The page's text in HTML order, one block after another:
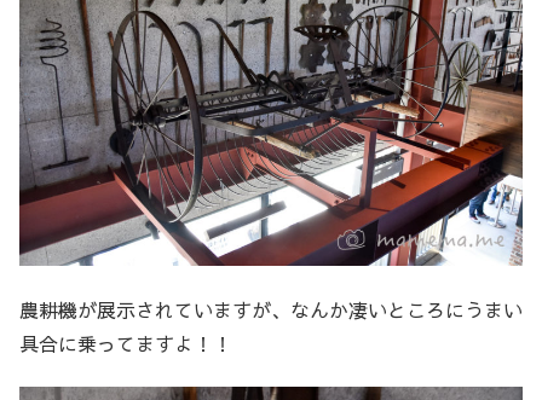
農耕機が展示されていますが、なんか凄いところにうまい
具合に乗ってますよ！！